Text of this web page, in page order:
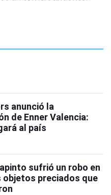
anunció la
de Enner Valencia:
al país
sufrió un robo en
objetos preciados que